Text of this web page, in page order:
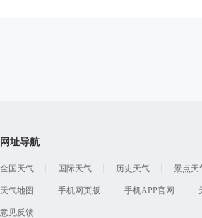
网址导航
全国天气 国际天气 历史天气 景点天
天气地图 手机网页版 手机APP官网
意见反馈